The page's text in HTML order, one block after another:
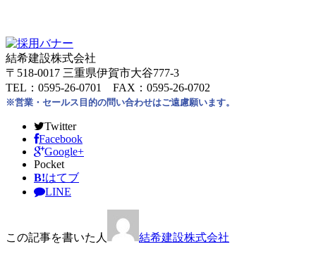
結希建設株式会社
〒518-0017 三重県伊賀市大谷777-3
TEL：0595-26-0701 FAX：0595-26-0702
※営業・セールス目的の問い合わせはご遠慮願います。
Twitter
Facebook
Google+
Pocket
B!はてブ
LINE
この記事を書いた人 結希建設株式会社